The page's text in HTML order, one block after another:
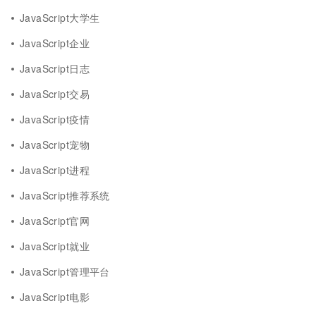
JavaScript大学生
JavaScript企业
JavaScript日志
JavaScript交易
JavaScript疫情
JavaScript宠物
JavaScript进程
JavaScript推荐系统
JavaScript官网
JavaScript就业
JavaScript管理平台
JavaScript电影